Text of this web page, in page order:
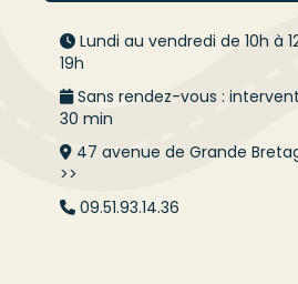
Lundi au vendredi de 10h à
19h
Sans rendez-vous :
30 min
47 avenue de Grande
>>
09.51.93.14.36